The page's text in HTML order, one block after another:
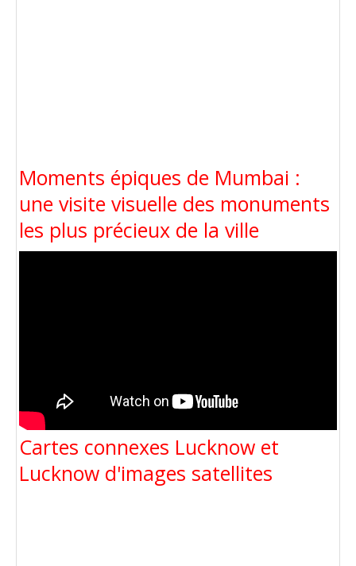
Moments épiques de Mumbai :
une visite visuelle des monuments
les plus précieux de la ville
Cartes connexes Lucknow et
Lucknow d'images satellites